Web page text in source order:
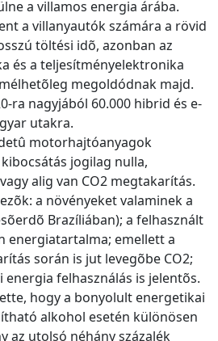
a villamos energia árába.
a villanyautók számára a rövid
töltési idõ, azonban az
és a teljesítményelektronika
megoldódnak majd.
ra nagyjából 60.000 hibrid és e-
utakra.
motorhajtóanyagok
jogilag nulla,
alig van CO2 megtakarítás.
a növényeket valaminek a
Brazíliában); a felhasznált
energiatartalma; emellett a
során is jut levegõbe CO2;
felhasználás is jelentõs.
hogy a bonyolult energetikai
alkohol esetén különösen
az utolsó néhány százalék